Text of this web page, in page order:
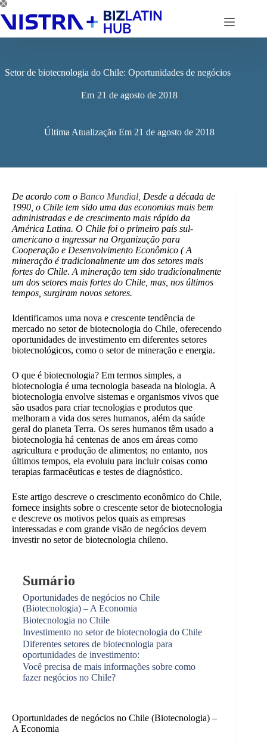
Pular
para
conteúdo
Setor de biotecnologia do Chile: Oportunidades de negócios
Em 21 de agosto de 2018
Última Atualização Em 21 de agosto de 2018
De acordo com o Banco Mundial, Desde a década de
1990, o Chile tem sido uma das economias mais bem
administradas e de crescimento mais rápido da
América Latina. O Chile foi o primeiro país sul-
americano a ingressar na Organização para
Cooperação e Desenvolvimento Econômico (A
mineração é tradicionalmente um dos setores mais
fortes do Chile. A mineração tem sido tradicionalmente
um dos setores mais fortes do Chile, mas, nos últimos
tempos, surgiram novos setores.
Identificamos uma nova e crescente tendência de
mercado no setor de biotecnologia do Chile, oferecendo
oportunidades de investimento em diferentes setores
biotecnológicos, como o setor de mineração e energia.
O que é biotecnologia? Em termos simples, a
biotecnologia é uma tecnologia baseada na biologia. A
biotecnologia envolve sistemas e organismos vivos que
são usados para criar tecnologias e produtos que
melhoram a vida dos seres humanos, além da saúde
geral do planeta Terra. Os seres humanos têm usado a
biotecnologia há centenas de anos em áreas como
agricultura e produção de alimentos; no entanto, nos
últimos tempos, ela evoluiu para incluir coisas como
terapias farmacêuticas e testes de diagnóstico.
Este artigo descreve o crescimento econômico do Chile,
fornece insights sobre o crescente setor de biotecnologia
e descreve os motivos pelos quais as empresas
interessadas e com grande visão de negócios devem
investir no setor de biotecnologia chileno.
Sumário
Oportunidades de negócios no Chile
(Biotecnologia) – A Economia
Biotecnologia no Chile
Investimento no setor de biotecnologia do Chile
Diferentes setores de biotecnologia para
oportunidades de investimento:
Você precisa de mais informações sobre como
fazer negócios no Chile?
Oportunidades de negócios no Chile (Biotecnologia) –
A Economia